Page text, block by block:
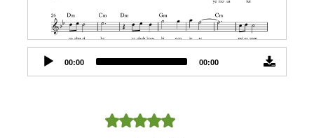
Audio
Player
00:00 00:00